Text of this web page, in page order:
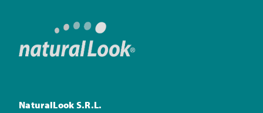
NaturalLook S.R.L.